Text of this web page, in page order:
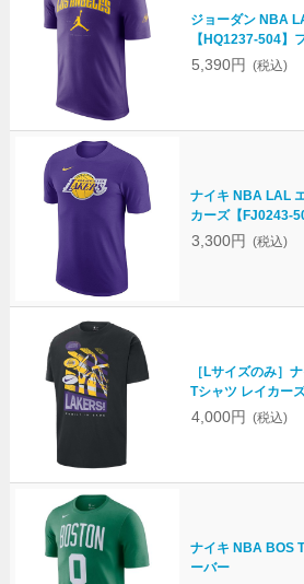
ジョーダン NBA
【HQ1237-504】
5,390円 (税込)
ナイキ NBA LAL
カーズ【FJ0243-
3,300円 (税込)
［Lサイズのみ］
Tシャツ レイカー
4,000円 (税込)
ナイキ NBA BOS
ーバー